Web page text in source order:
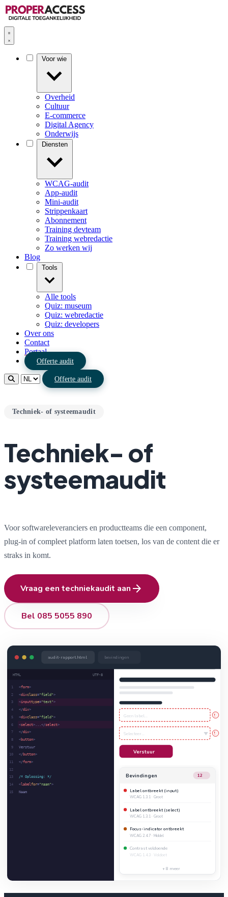
Overheid
Cultuur
E-commerce
Digital Agency
Onderwijs
WCAG-audit
App-audit
Mini-audit
Strippenkaart
Abonnement
Training devteam
Training webredactie
Zo werken wij
Blog
Alle tools
Quiz: museum
Quiz: webredactie
Quiz: developers
Over ons
Contact
Portaal
Offerte audit
Offerte audit
Techniek- of systeemaudit
Techniek- of
systeemaudit
Voor softwareleveranciers en productteams die een component,
plug-in of compleet platform laten toetsen, los van de content die er
straks in komt.
Vraag een techniekaudit aan arrow_forward
Bel 085 5055 890
audit-rapport.html bevindingen
HTML UTF-8
1
2
3
4
5
6
7
8
9
10
11
12
13
14
15
<form>
<divclass="field">
<inputtype="text">
</div>
<divclass="field">
<select>...</select>
</div>
<button>
Verstuur
</button>
</form>
/* Oplossing: */
<labelfor="naam">
Naam
Geen label... !
Selecteer... !
Verstuur
Bevindingen 12
Label ontbreekt (input)
WCAG 1.3.1 · Groot
Label ontbreekt (select)
WCAG 1.3.1 · Groot
Focus-indicator ontbreekt
WCAG 2.4.7 · Middel
Contrast voldoende
WCAG 1.4.3 · Voldoet
+ 8 meer